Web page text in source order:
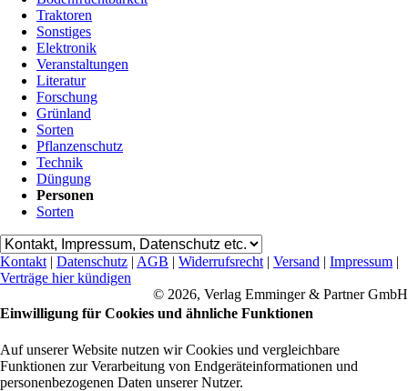
Traktoren
Sonstiges
Elektronik
Veranstaltungen
Literatur
Forschung
Grünland
Sorten
Pflanzenschutz
Technik
Düngung
Personen
Sorten
Kontakt | Datenschutz | AGB | Widerrufsrecht | Versand | Impressum |
Verträge hier kündigen
© 2026, Verlag Emminger & Partner GmbH
Einwilligung für Cookies und ähnliche Funktionen
Auf unserer Website nutzen wir Cookies und vergleichbare
Funktionen zur Verarbeitung von Endgeräteinformationen und
personenbezogenen Daten unserer Nutzer.